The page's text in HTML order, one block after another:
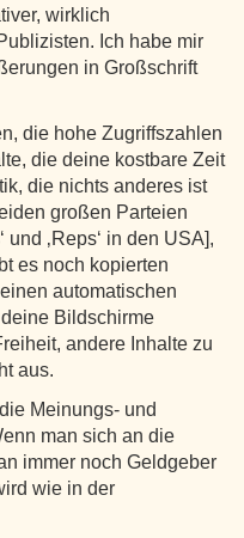
wirklich
Ich habe mir
in Großschrift
die hohe Zugriffszahlen
die deine kostbare Zeit
die nichts anderes ist
großen Parteien
und ‚Reps‘ in den USA],
es noch kopierten
automatischen
Bildschirme
andere Inhalte zu
aus.
Meinungs- und
man sich an die
immer noch Geldgeber
wie in der